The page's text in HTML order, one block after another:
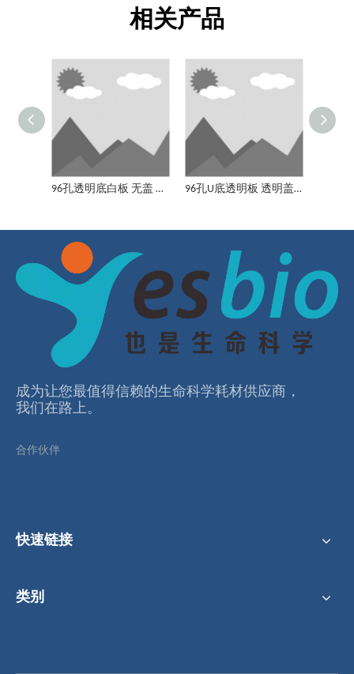
96孔U底透明板 透明盖 中等吸附 无菌 96孔U底透明板 无盖 高等吸附 非无菌
相关产品
96孔透明底白板 无盖 中等吸附 无菌 96孔U底透明板 透明盖 中等吸附 无菌
成为让您最值得信赖的⽣命科学耗材供应商，
我们在路上。
合作伙伴
快速链接
类别